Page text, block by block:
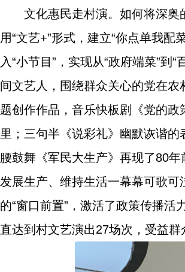
文化惠民走村演。如何将深
用“文艺+”形式，建立“你点单我配
入“小节目”，实现从“政府端菜”
间文艺人，围绕群众关心的党在
题创作作品，音乐快板剧《党的
里；三句半《说彩礼》幽默诙谐
腰鼓舞《军民大生产》再现了80
发展生产、维持生活一幕幕可歌
的“窗口前置”，激活了政策传播活
直达到村文艺演出27场次，受益群